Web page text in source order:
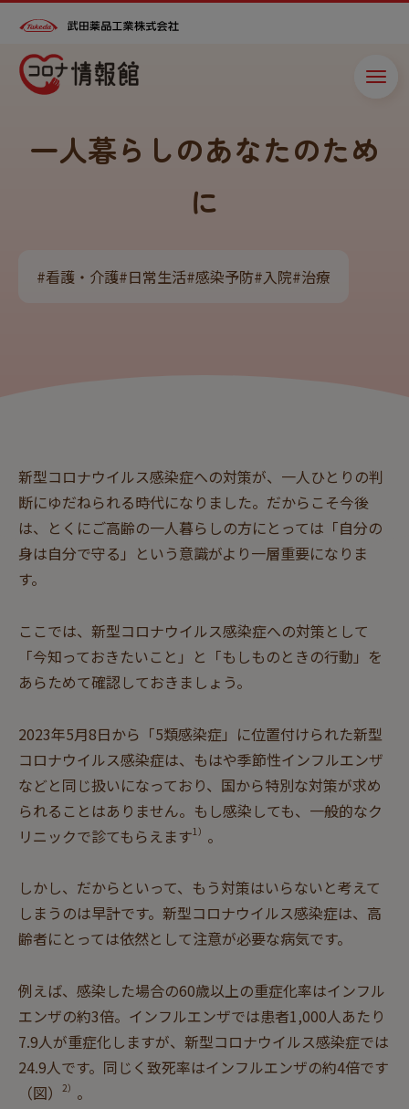
HOME
新型コロナウイルス
感染症コラム
リスクチェック
一人暮らしのあなたのため
に
#看護・介護#日常生活#感染予防#入院#治療
新型コロナウイルス感染症への対策が、一人ひとりの判
断にゆだねられる時代になりました。だからこそ今後
は、とくにご高齢の一人暮らしの方にとっては「自分の
身は自分で守る」という意識がより一層重要になりま
す。
ここでは、新型コロナウイルス感染症への対策として
「今知っておきたいこと」と「もしものときの行動」を
あらためて確認しておきましょう。
2023年5月8日から「5類感染症」に位置付けられた新型
コロナウイルス感染症は、もはや季節性インフルエンザ
などと同じ扱いになっており、国から特別な対策が求め
られることはありません。もし感染しても、一般的なク
リニックで診てもらえます1） 。
しかし、だからといって、もう対策はいらないと考えて
しまうのは早計です。新型コロナウイルス感染症は、高
齢者にとっては依然として注意が必要な病気です。
例えば、感染した場合の60歳以上の重症化率はインフル
エンザの約3倍。インフルエンザでは患者1,000人あたり
7.9人が重症化しますが、新型コロナウイルス感染症では
24.9人です。同じく致死率はインフルエンザの約4倍です
（図）
2） 。
お薬や、ワクチンに
関するお問い合わせ先
くすり相談室
Webでのお問い合わせ
要件を記載ください